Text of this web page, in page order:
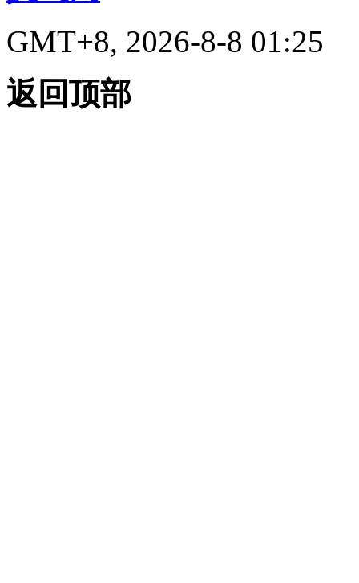
GMT+8, 2026-8-8 01:25
返回顶部